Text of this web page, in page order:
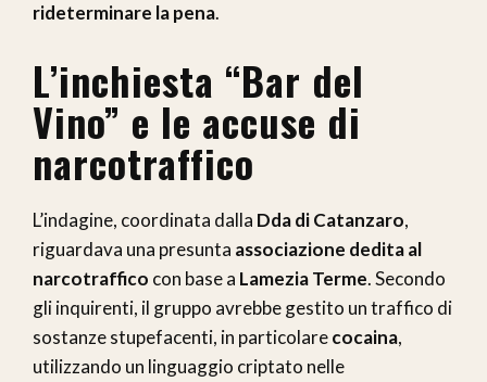
rideterminare la pena.
L’inchiesta “Bar del
Vino” e le accuse di
narcotraffico
L’indagine, coordinata dalla Dda di Catanzaro,
riguardava una presunta associazione dedita al
narcotraffico con base a Lamezia Terme. Secondo
gli inquirenti, il gruppo avrebbe gestito un traffico di
sostanze stupefacenti, in particolarecocaina,
utilizzando un linguaggio criptato nelle